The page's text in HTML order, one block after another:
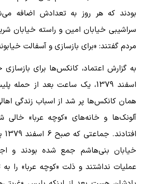
بودند که هر روز به تعدادش اضافه
سراشیبی خیابان امین و راسته خیابان
مردم گفتند: «برای بازسازی و آسفالت
اسفند 1379، یک ساعت بعد از
همان کانکس‌ها پر شد از اسباب زندگی
آلونک‌ها و خانه‌های «کوچه عربا» خالی
خیابان بنی‌هاشم جمع شده بودند و
عملیات نداشتند و ذلت «کوچه عربا» را